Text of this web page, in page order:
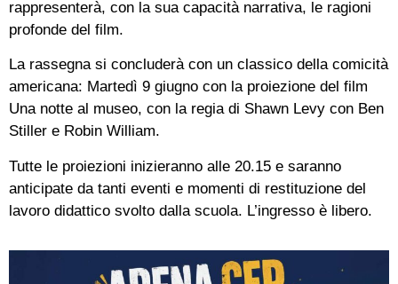
rappresenterà, con la sua capacità narrativa, le ragioni
profonde del film.
La rassegna si concluderà con un classico della comicità
americana: Martedì 9 giugno con la proiezione del film
Una notte al museo, con la regia di Shawn Levy con Ben
Stiller e Robin William.
Tutte le proiezioni inizieranno alle 20.15 e saranno
anticipate da tanti eventi e momenti di restituzione del
lavoro didattico svolto dalla scuola. L’ingresso è libero.